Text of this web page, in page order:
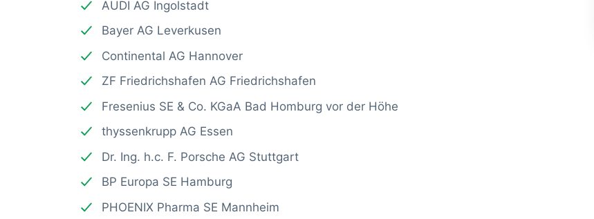
AUDI AG Ingolstadt
Bayer AG Leverkusen
Continental AG Hannover
ZF Friedrichshafen AG Friedrichshafen
Fresenius SE & Co. KGaA Bad Homburg vor der Höhe
thyssenkrupp AG Essen
Dr. Ing. h.c. F. Porsche AG Stuttgart
BP Europa SE Hamburg
PHOENIX Pharma SE Mannheim